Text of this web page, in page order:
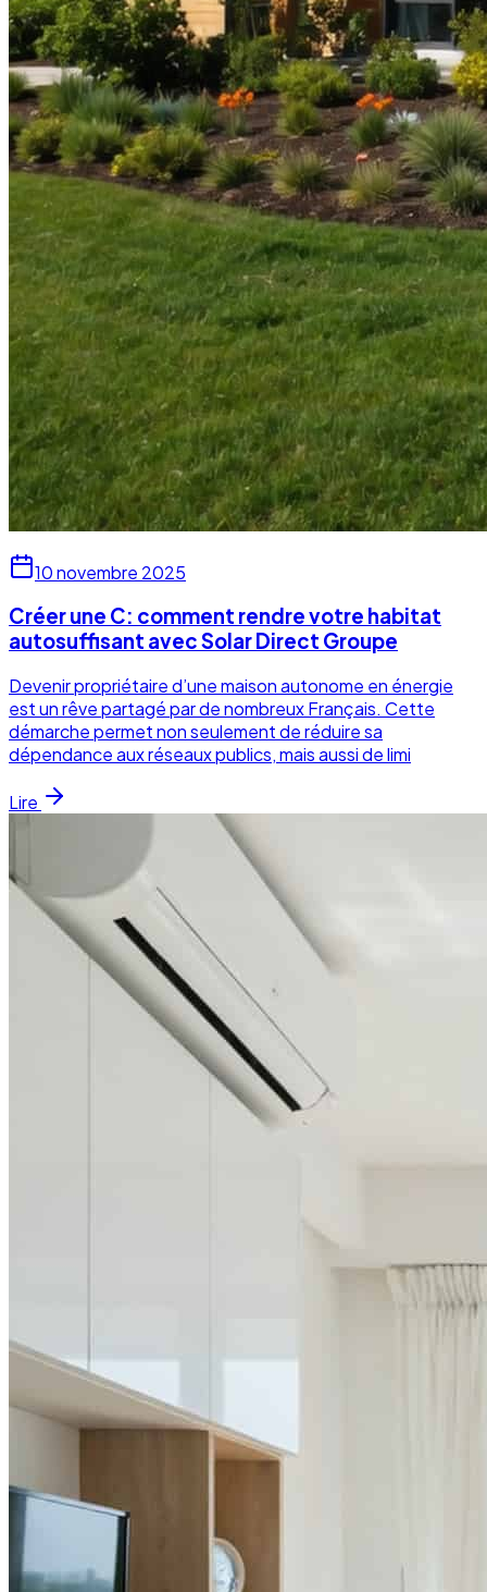
10 novembre 2025
Créer une C: comment rendre votre habitat
autosuffisant avec Solar Direct Groupe
Devenir propriétaire d’une maison autonome en énergie
est un rêve partagé par de nombreux Français. Cette
démarche permet non seulement de réduire sa
dépendance aux réseaux publics, mais aussi de limi
Lire